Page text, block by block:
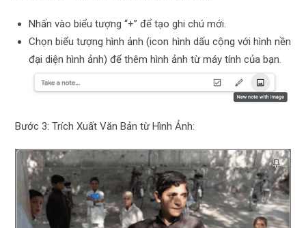
Nhấn vào biểu tượng “+” để tạo ghi chú mới.
Chọn biểu tượng hình ảnh (icon hình dấu cộng với hình nền
đại diện hình ảnh) để thêm hình ảnh từ máy tính của bạn.
Bước 3: Trích Xuất Văn Bản từ Hình Ảnh: